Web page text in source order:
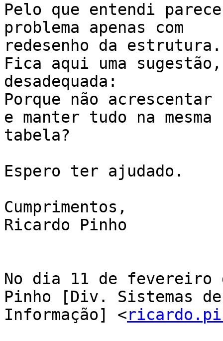
Pelo que entendi
problema apenas com
redesenho da estrutura.
Fica aqui uma
desadequada:
Porque não acrescentar
e manter tudo na mesma
tabela?
Espero ter ajudado.
Cumprimentos,
Ricardo Pinho
No dia 11 de fevereiro
Pinho [Div. Sistemas de
Informação] <